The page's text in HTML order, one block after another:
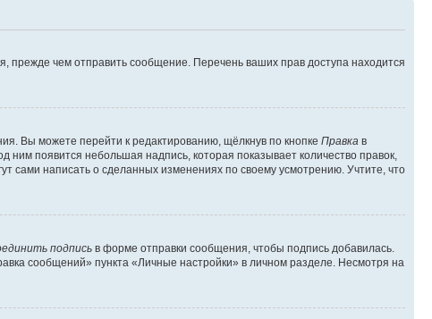
прежде чем отправить сообщение. Перечень ваших прав доступа находится
Вы можете перейти к редактированию, щёлкнув по кнопке Правка в
появится небольшая надпись, которая показывает количество правок,
сами написать о сделанных изменениях по своему усмотрению. Учтите, что
подпись в форме отправки сообщения, чтобы подпись добавилась.
сообщений» пункта «Личные настройки» в личном разделе. Несмотря на